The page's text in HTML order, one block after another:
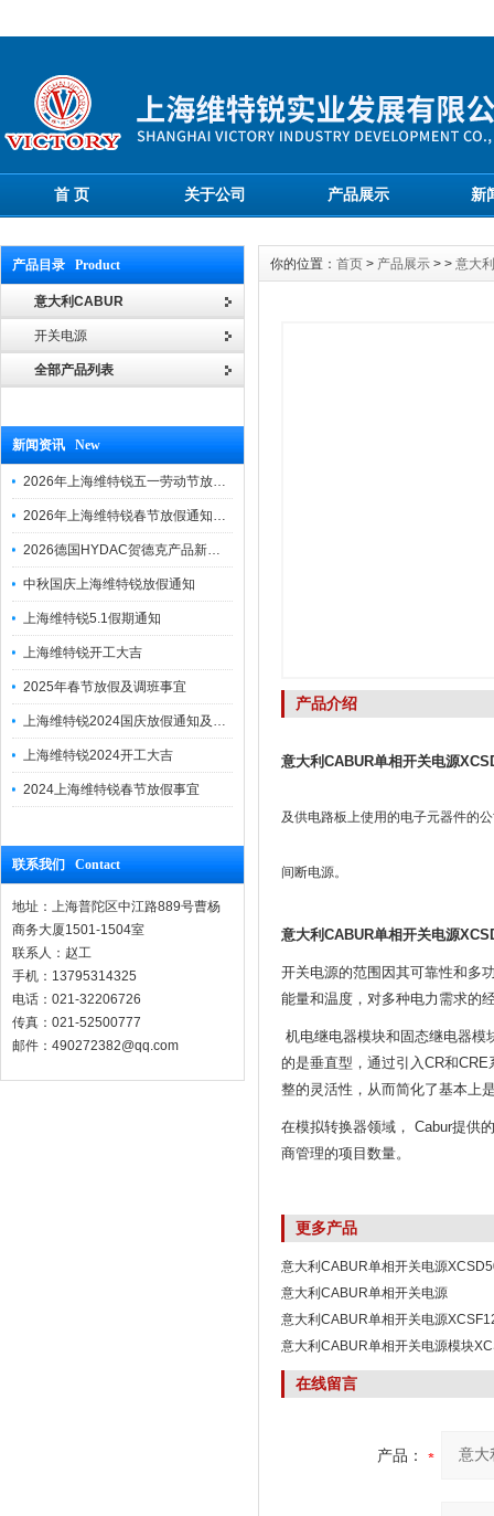
首 页 关于公司 产品展示 新
产品目录 Product
意大利CABUR
开关电源
全部产品列表
新闻资讯 New
2026年上海维特锐五一劳动节放假通知
2026年上海维特锐春节放假通知及调班安排
2026德国HYDAC贺德克产品新到一批现货
中秋国庆上海维特锐放假通知
上海维特锐5.1假期通知
上海维特锐开工大吉
2025年春节放假及调班事宜
上海维特锐2024国庆放假通知及调休安排
上海维特锐2024开工大吉
2024上海维特锐春节放假事宜
联系我们 Contact
地址：上海普陀区中江路889号曹杨
商务大厦1501-1504室
联系人：赵工
手机：13795314325
电话：021-32206726
传真：021-52500777
邮件：490272382@qq.com
你的位置： 首页 > 产品展示 > > 意大
产品介绍
意大利CABUR单相开关电源
及供电路板上使用的电子元器件的
间断电源。
意大利CABUR单相开关电源
开关电源的范围因其可靠性和多
能量和温度，对多种电力需求的
机电继电器模块和固态继电器模
的是垂直型，通过引入CR和
整的灵活性，从而简化了基本上
在模拟转换器领域， Cabur提供
商管理的项目数量。
更多产品
意大利CABUR单相开关电源
意大利CABUR单相开关电源
XCSD1072W012VAA
意大利CABUR单相开关电源
本
意大利CABUR单相开关电源模块
在线留言
产品：